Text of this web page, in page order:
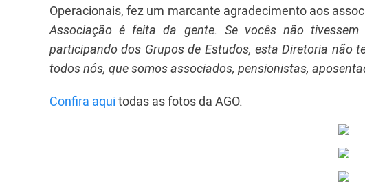
Operacionais, fez um marcante agradecimento aos
Associação é feita da gente. Se vocês não
participando dos Grupos de Estudos, esta Diretoria não
todos nós, que somos associados, pensionistas,
Confira aqui todas as fotos da AGO.